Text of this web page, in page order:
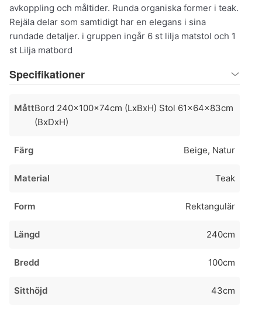
avkoppling och måltider. Runda organiska former i teak.
Rejäla delar som samtidigt har en elegans i sina
rundade detaljer. i gruppen ingår 6 st lilja matstol och 1
st Lilja matbord
Specifikationer
MåttBord 240x100x74cm (LxBxH) Stol 61x64x83cm
(BxDxH)
Färg Beige, Natur
Material Teak
Form Rektangulär
Längd 240cm
Bredd 100cm
Sitthöjd 43cm